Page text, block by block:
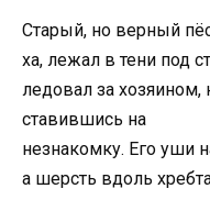
Старый, но верный
ха, лежал в тени под
ледовал за хозяином,
ставившись на
незнакомку. Его уши
а шерсть вдоль